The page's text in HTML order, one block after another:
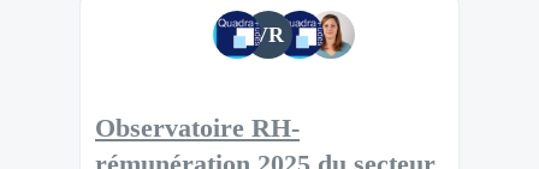
VR
Observatoire RH-